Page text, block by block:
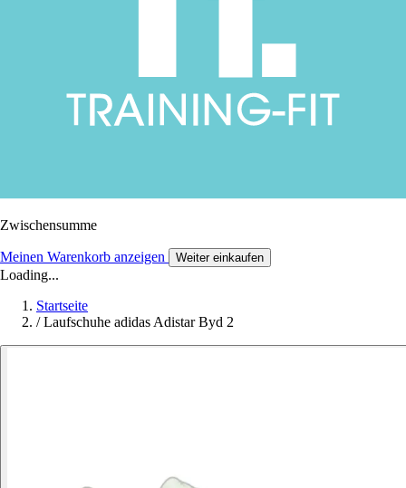
Zwischensumme
Meinen Warenkorb anzeigen Weiter einkaufen
Loading...
Startseite
/ Laufschuhe adidas Adistar Byd 2